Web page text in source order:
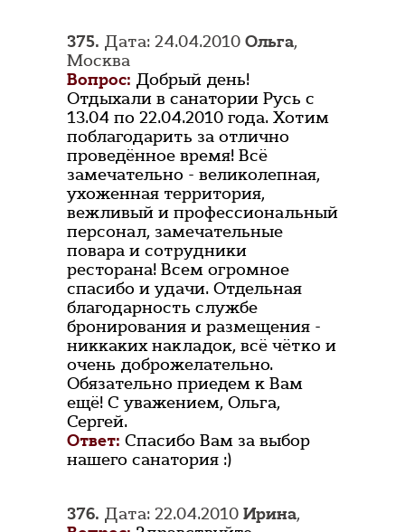
375. Дата: 24.04.2010 Ольга,
Москва
Вопрос: Добрый день!
Отдыхали в санатории Русь с
13.04 по 22.04.2010 года. Хотим
поблагодарить за отлично
проведённое время! Всё
замечательно - великолепная,
ухоженная территория,
вежливый и профессиональный
персонал, замечательные
повара и сотрудники
ресторана! Всем огромное
спасибо и удачи. Отдельная
благодарность службе
бронирования и размещения -
никкаких накладок, всё чётко и
очень доброжелательно.
Обязательно приедем к Вам
ещё! С уважением, Ольга,
Сергей.
Ответ: Спасибо Вам за выбор
нашего санатория :)
376. Дата: 22.04.2010 Ирина,